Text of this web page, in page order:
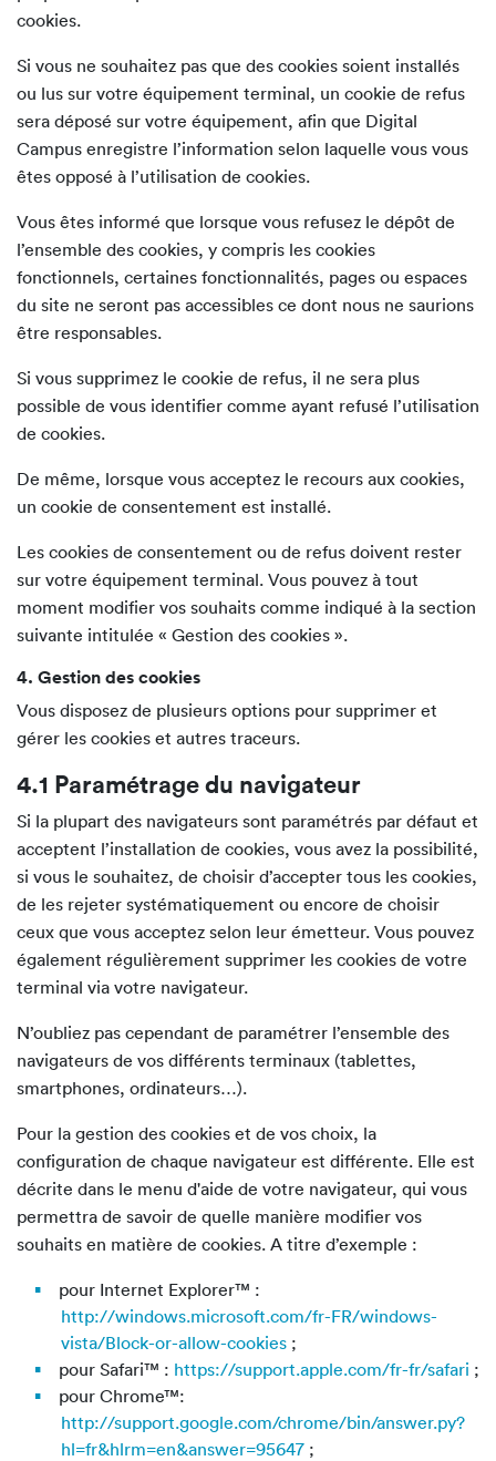
cookies.
Si vous ne souhaitez pas que des cookies soient installés
ou lus sur votre équipement terminal, un cookie de refus
sera déposé sur votre équipement, afin que Digital
Campus enregistre l’information selon laquelle vous vous
êtes opposé à l’utilisation de cookies.
Vous êtes informé que lorsque vous refusez le dépôt de
l’ensemble des cookies, y compris les cookies
fonctionnels, certaines fonctionnalités, pages ou espaces
du site ne seront pas accessibles ce dont nous ne saurions
être responsables.
Si vous supprimez le cookie de refus, il ne sera plus
possible de vous identifier comme ayant refusé l’utilisation
de cookies.
De même, lorsque vous acceptez le recours aux cookies,
un cookie de consentement est installé.
Les cookies de consentement ou de refus doivent rester
sur votre équipement terminal. Vous pouvez à tout
moment modifier vos souhaits comme indiqué à la section
suivante intitulée « Gestion des cookies ».
4. Gestion des cookies
Vous disposez de plusieurs options pour supprimer et
gérer les cookies et autres traceurs.
4.1 Paramétrage du navigateur
Si la plupart des navigateurs sont paramétrés par défaut et
acceptent l’installation de cookies, vous avez la possibilité,
si vous le souhaitez, de choisir d’accepter tous les cookies,
de les rejeter systématiquement ou encore de choisir
ceux que vous acceptez selon leur émetteur. Vous pouvez
également régulièrement supprimer les cookies de votre
terminal via votre navigateur.
N’oubliez pas cependant de paramétrer l’ensemble des
navigateurs de vos différents terminaux (tablettes,
smartphones, ordinateurs…).
Pour la gestion des cookies et de vos choix, la
configuration de chaque navigateur est différente. Elle est
décrite dans le menu d'aide de votre navigateur, qui vous
permettra de savoir de quelle manière modifier vos
souhaits en matière de cookies. A titre d’exemple :
pour Internet Explorer™ :
http://windows.microsoft.com/fr-FR/windows-
vista/Block-or-allow-cookies ;
pour Safari™ : https://support.apple.com/fr-fr/safari ;
pour Chrome™:
http://support.google.com/chrome/bin/answer.py?
hl=fr&hlrm=en&answer=95647 ;